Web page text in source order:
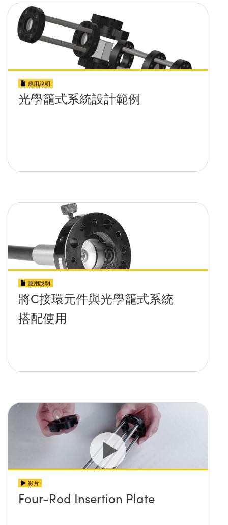
應用說明
光學籠式系統設計範例
應用說明
將C接環元件與光學籠式系統
搭配使用
影片
Four-Rod Insertion Plate